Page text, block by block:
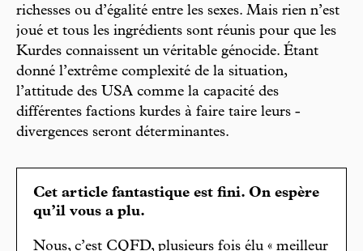
richesses ou d’égalité entre les sexes. Mais rien n’est
joué et tous les ingrédients sont réunis pour que les
Kurdes connaissent un véritable génocide. Étant
donné l’extrême complexité de la situation,
l’attitude des USA comme la capacité des
différentes factions kurdes à faire taire leurs ­
divergences seront déterminantes.
Cet article fantastique est fini. On espère
qu’il vous a plu.
Nous, c’est CQFD, plusieurs fois élu « meilleur